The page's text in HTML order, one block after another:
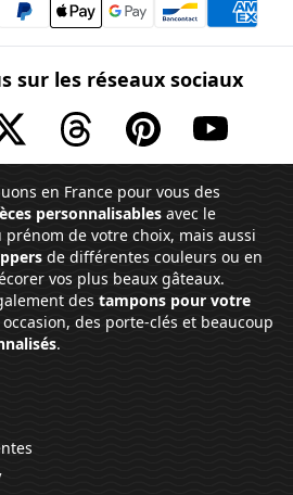
sur les réseaux sociaux
en France pour vous des
personnalisables avec le
prénom de votre choix, mais aussi
de différentes couleurs ou en
vos plus beaux gâteaux.
des tampons pour votre
des porte-clés et beaucoup
.